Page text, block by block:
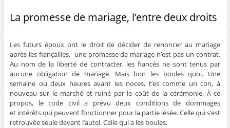
La promesse de mariage, l’entre deux droits
Les futurs époux ont le droit de décider de renoncer au mariage
après les fiançailles, une promesse de mariage n’est pas un contrat.
Au nom de la liberté de contracter, les fiancés ne sont tenus par
aucune obligation de mariage. Mais bon les boules quoi. Une
semaine ou deux heures avant les noces, t’es comme un con, à
nouveau sur le marché et ruiné par le coût de la cérémonie. À ce
propos, le code civil a prévu deux conditions de dommages
et intérêts qui peuvent fonctionner pour la partie lésée. Celle qui s’est
retrouvée seule devant l’autel. Celle qui a les boules.